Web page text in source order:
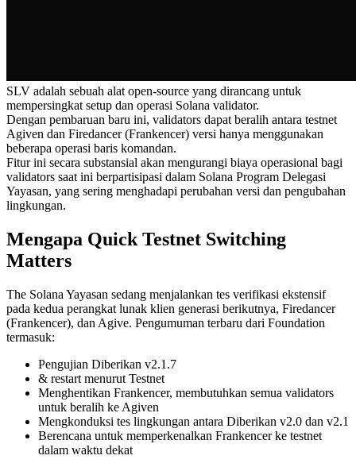
SLV adalah sebuah alat open-source yang dirancang untuk
mempersingkat setup dan operasi Solana validator.
Dengan pembaruan baru ini, validators dapat beralih antara testnet
Agiven dan Firedancer (Frankencer) versi hanya menggunakan
beberapa operasi baris komandan.
Fitur ini secara substansial akan mengurangi biaya operasional bagi
validators saat ini berpartisipasi dalam Solana Program Delegasi
Yayasan, yang sering menghadapi perubahan versi dan pengubahan
lingkungan.
Mengapa Quick Testnet Switching
Matters
The Solana Yayasan sedang menjalankan tes verifikasi ekstensif
pada kedua perangkat lunak klien generasi berikutnya, Firedancer
(Frankencer), dan Agive. Pengumuman terbaru dari Foundation
termasuk:
Pengujian Diberikan v2.1.7
& restart menurut Testnet
Menghentikan Frankencer, membutuhkan semua validators
untuk beralih ke Agiven
Mengkonduksi tes lingkungan antara Diberikan v2.0 dan v2.1
Berencana untuk memperkenalkan Frankencer ke testnet
dalam waktu dekat